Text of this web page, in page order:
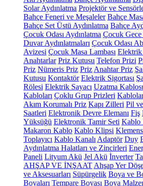
Solar Aydınlatma Projektör ve
Bahçe Feneri ve Meşaleler Bahçe
Bahçe Set Üstü Aydınlatma Bahçe
Çocuk Odası Aydınlatma Çocuk Gece
Duvar Aydınlatmaları Çocuk Odası
Avizesi Çocuk Masa Lambası Elektrik
Anahtarlar Priz Kutusu Telefon Prizi
Priz Nümeris Priz Priz Anahtar Priz
Kutusu Kontaktör Elektrik Sigortası
Rölesi Elektrik Sayacı Uzatma
Kabloları Çoklu Grup Prizleri
Akım Korumalı Priz Kapı Zilleri Pil
Saatleri Elektronik Devre Elemanı Fiş
Yüksüğü Elektronik Tamir Seti Kablo
Makaron Kablo Kablo Klipsi Klemens
Toplayıcı Kablo Kanalı Adaptör Duy
Aydınlatma Halatları ve Zincirleri
Paneli Lityum Akü Jel Akü İnverter
AHŞAP VE İNŞAAT Ahşap Yer
ve Aksesuarları Süpürgelik Boya ve
Boyaları Tempare Boyası Boya